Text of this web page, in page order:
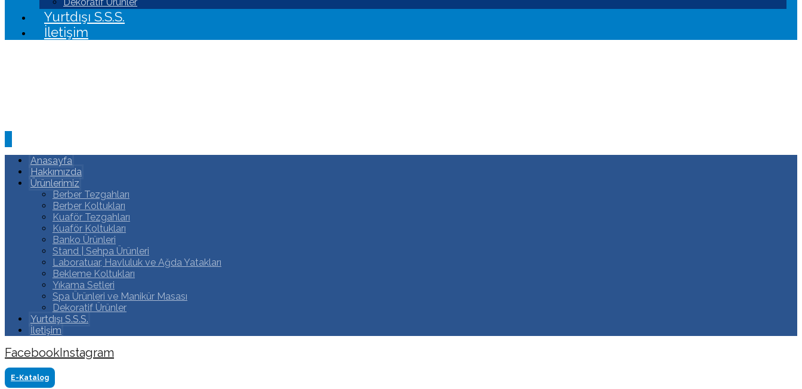
Yurtdışı S.S.S.
İletişim
Anasayfa
Hakkımızda
Ürünlerimiz
Berber Tezgahları
Berber Koltukları
Kuaför Tezgahları
Kuaför Koltukları
Banko Ürünleri
Stand | Sehpa Ürünleri
Laboratuar, Havluluk ve Ağda Yatakları
Bekleme Koltukları
Yıkama Setleri
Spa Ürünleri ve Manikür Masası
Dekoratif Ürünler
Yurtdışı S.S.S.
İletişim
FacebookInstagram
Copyright ©2024 Tüm Hakkı Saklıdır. Made by www.akasyareklam.com
E-Katalog